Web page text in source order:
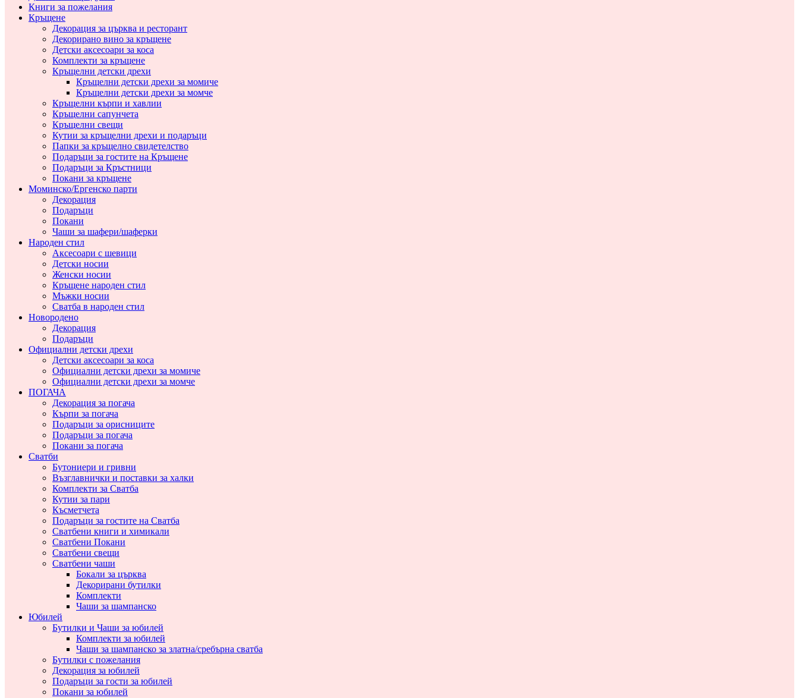
Книги за пожелания
Кръщене
Декорация за църква и ресторант
Декорирано вино за кръщене
Детски аксесоари за коса
Комплекти за кръщене
Кръщелни детски дрехи
Кръщелни детски дрехи за момиче
Кръщелни детски дрехи за момче
Кръщелни кърпи и хавлии
Кръщелни сапунчета
Кръщелни свещи
Кутии за кръщелни дрехи и подаръци
Папки за кръщелно свидетелство
Подаръци за гостите на Кръщене
Подаръци за Кръстници
Покани за кръщене
Моминско/Ергенско парти
Декорация
Подаръци
Покани
Чаши за шафери/шаферки
Народен стил
Аксесоари с шевици
Детски носии
Женски носии
Кръщене народен стил
Мъжки носии
Сватба в народен стил
Новородено
Декорация
Подаръци
Официални детски дрехи
Детски аксесоари за коса
Официални детски дрехи за момиче
Официални детски дрехи за момче
ПОГАЧА
Декорация за погача
Кърпи за погача
Подаръци за орисниците
Подаръци за погача
Покани за погача
Сватби
Бутониери и гривни
Възглавнички и поставки за халки
Комплекти за Сватба
Кутии за пари
Късметчета
Подаръци за гостите на Сватба
Сватбени книги и химикали
Сватбени Покани
Сватбени свещи
Сватбени чаши
Бокали за църква
Декорирани бутилки
Комплекти
Чаши за шампанско
Юбилей
Бутилки и Чаши за юбилей
Комплекти за юбилей
Чаши за шампанско за златна/сребърна сватба
Бутилки с пожелания
Декорация за юбилей
Подаръци за гости за юбилей
Покани за юбилей